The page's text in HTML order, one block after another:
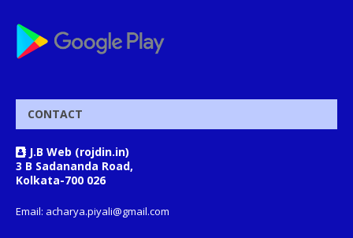
CONTACT
J.B Web (rojdin.in)
3 B Sadananda Road,
Kolkata-700 026
Email: acharya.piyali@gmail.com